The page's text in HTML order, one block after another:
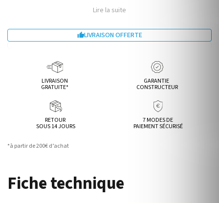
Lire la suite
LIVRAISON OFFERTE
LIVRAISON
GRATUITE*
GARANTIE
CONSTRUCTEUR
RETOUR
SOUS 14 JOURS
7 MODES DE
PAIEMENT SÉCURISÉ
*à partir de 200€ d’achat
Fiche technique